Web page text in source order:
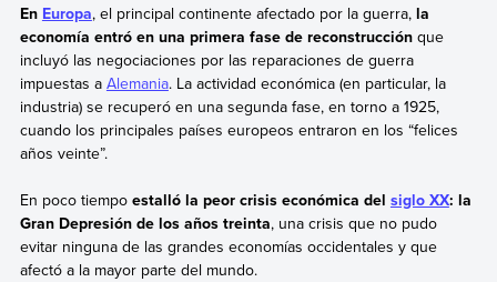
En Europa, el principal continente afectado por la guerra, la
economía entró en una primera fase de reconstrucciónque
incluyó las negociaciones por las reparaciones de guerra
impuestas a Alemania. La actividad económica (en particular, la
industria) se recuperó en una segunda fase, en torno a 1925,
cuando los principales países europeos entraron en los “felices
años veinte”.
En poco tiempo estalló la peor crisis económica del siglo XX: la
Gran Depresión de los años treinta, una crisis que no pudo
evitar ninguna de las grandes economías occidentales y que
afectó a la mayor parte del mundo.